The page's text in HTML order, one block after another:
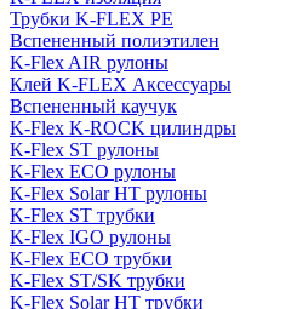
Трубки K-FLEX PE
Вспененный полиэтилен
K-Flex AIR рулоны
Клей K-FLEX Аксессуары
Вспененный каучук
K-Flex K-ROCK цилиндры
K-Flex ST рулоны
K-Flex ECO рулоны
K-Flex Solar HT рулоны
K-Flex ST трубки
K-Flex IGO рулоны
K-Flex ECO трубки
K-Flex ST/SK трубки
K-Flex Solar HT трубки